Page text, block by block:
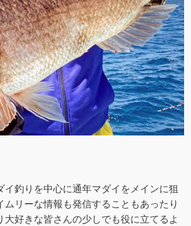
イ釣りを中心に通年マダイをメインに狙
ムリーな情報も発信することもあったり
大好きな皆さんの少しでも役に立てるよ